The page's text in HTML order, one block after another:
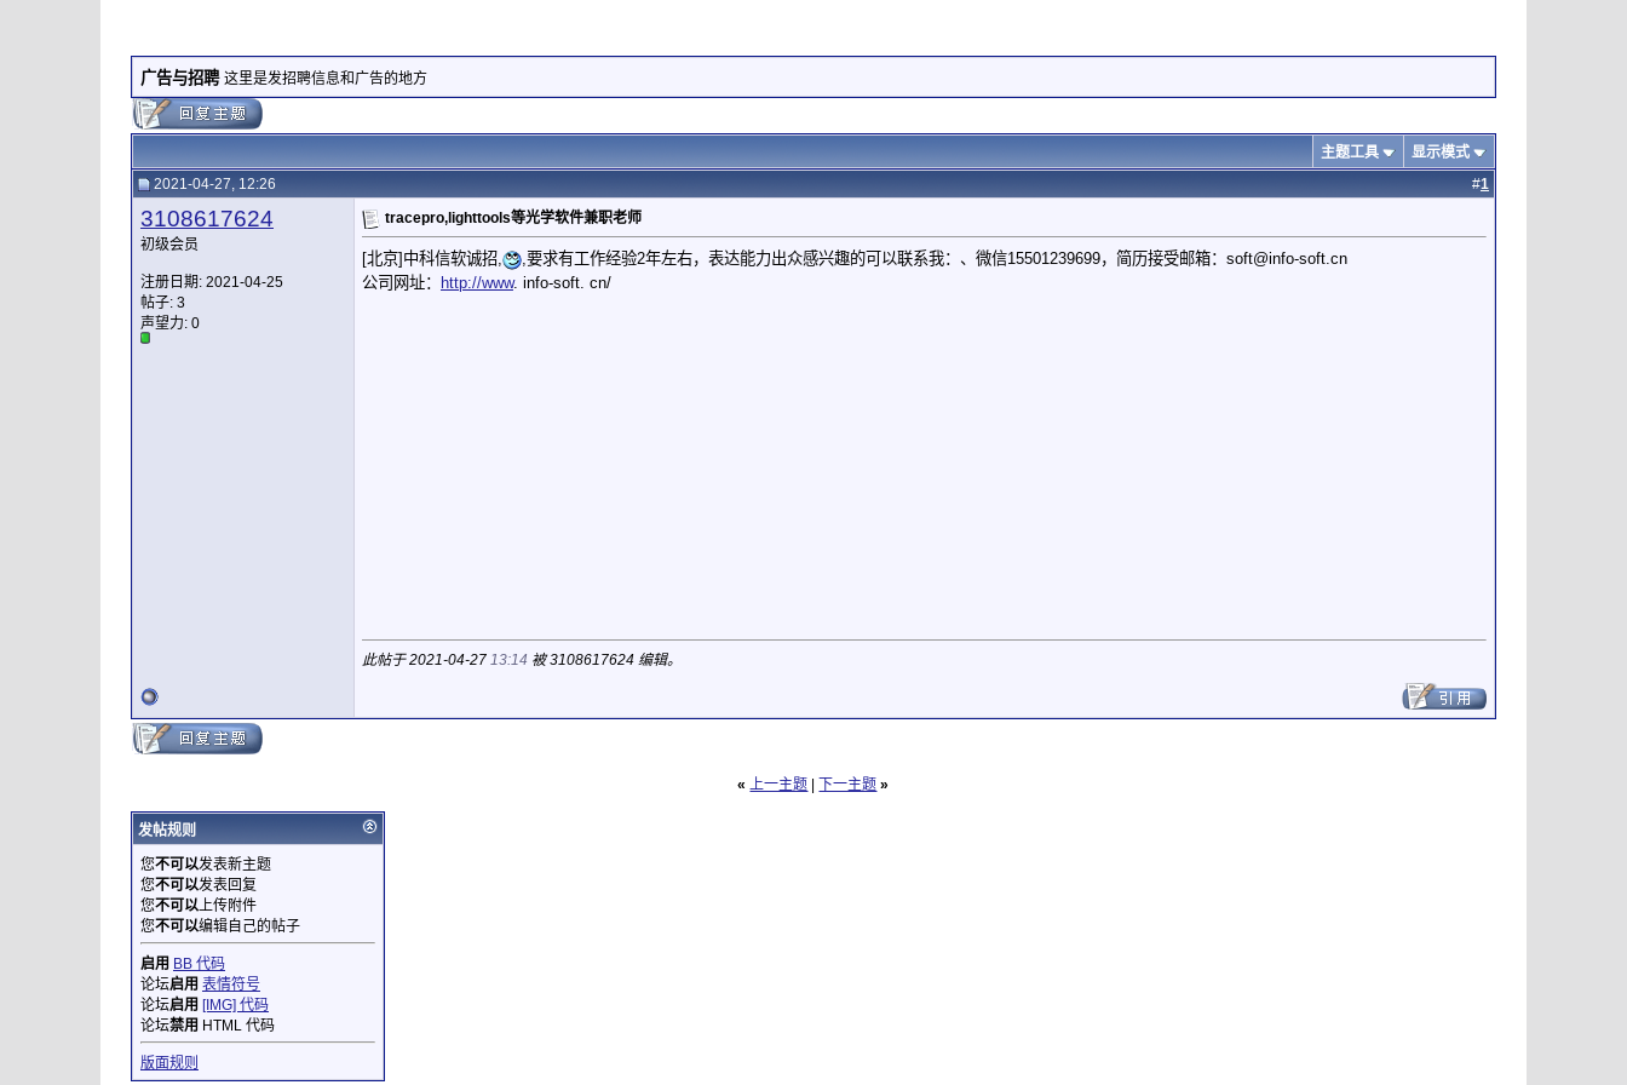
广告与招聘 这里是发招聘信息和广告的地方
主题工具
显示模式
2021-04-27, 12:26
#1
3108617624
初级会员
注册日期: 2021-04-25
帖子: 3
声望力: 0
tracepro,lighttools等光学软件兼职老师
[北京]中科信软诚招, ,要求有工作经验2年左右，表达能力出众感兴趣的可以联系我：、微信15501239699，简历接受邮箱： soft@info-soft.cn
公司网址： http://www. info-soft. cn/
此帖于 2021-04-27 13:14 被 3108617624 编辑。
« 上一主题 下一主题 »
发帖规则
您不可以发表新主题
您不可以发表回复
您不可以上传附件
您不可以编辑自己的帖子
启用 BB 代码
论坛启用 表情符号
论坛启用 [IMG] 代码
论坛禁用 HTML 代码
版面规则